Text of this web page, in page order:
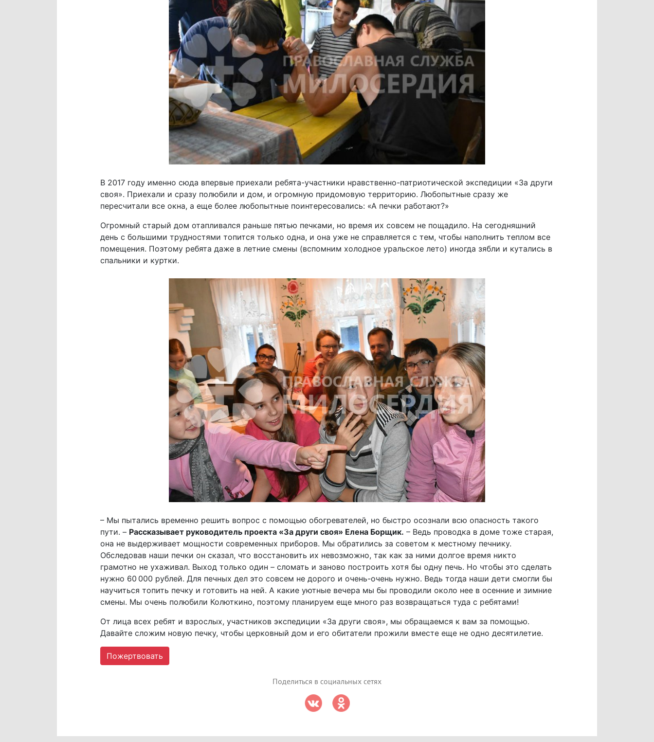
В 2017 году именно сюда впервые приехали ребята-участники нравственно-патриотической экспедиции «За други
своя». Приехали и сразу полюбили и дом, и огромную придомовую территорию. Любопытные сразу же
пересчитали все окна, а еще более любопытные поинтересовались: «А печки работают?»
Огромный старый дом отапливался раньше пятью печками, но время их совсем не пощадило. На сегодняшний
день с большими трудностями топится только одна, и она уже не справляется с тем, чтобы наполнить теплом все
помещения. Поэтому ребята даже в летние смены (вспомним холодное уральское лето) иногда зябли и кутались в
спальники и куртки.
– Мы пытались временно решить вопрос с помощью обогревателей, но быстро осознали всю опасность такого
пути. – Рассказывает руководитель проекта «За други своя» Елена Борщик. – Ведь проводка в доме тоже старая,
она не выдерживает мощности современных приборов. Мы обратились за советом к местному печнику.
Обследовав наши печки он сказал, что восстановить их невозможно, так как за ними долгое время никто
грамотно не ухаживал. Выход только один – сломать и заново построить хотя бы одну печь. Но чтобы это сделать
нужно 60 000 рублей. Для печных дел это совсем не дорого и очень-очень нужно. Ведь тогда наши дети смогли бы
научиться топить печку и готовить на ней. А какие уютные вечера мы бы проводили около нее в осенние и зимние
смены. Мы очень полюбили Колюткино, поэтому планируем еще много раз возвращаться туда с ребятами!
От лица всех ребят и взрослых, участников экспедиции «За други своя», мы обращаемся к вам за помощью.
Давайте сложим новую печку, чтобы церковный дом и его обитатели прожили вместе еще не одно десятилетие.
Пожертвовать
Поделиться в социальных сетях